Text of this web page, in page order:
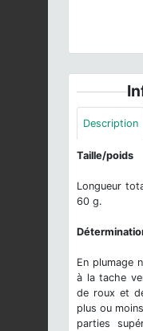
Description
Taille/poids
Longueur
60 g.
En plumage
à la tache
de roux et
plus ou
parties